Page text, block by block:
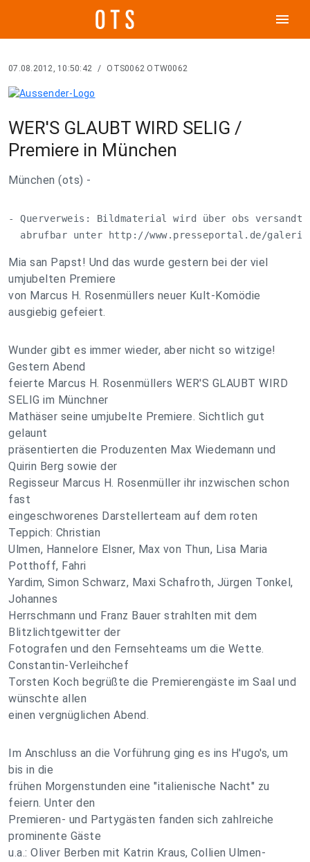
menu
07.08.2012, 10:50:42 / OTS0062 OTW0062
WER'S GLAUBT WIRD SELIG /
Premiere in München
München (ots) -
- Querverweis: Bildmaterial wird über obs versandt
abrufbar unter http://www.presseportal.de/
Mia san Papst! Und das wurde gestern bei der viel
umjubelten Premiere
von Marcus H. Rosenmüllers neuer Kult-Komödie
ausgiebig gefeiert.
Wunder gibt es immer wieder, aber nicht so witzige!
Gestern Abend
feierte Marcus H. Rosenmüllers WER'S GLAUBT WIRD
SELIG im Münchner
Mathäser seine umjubelte Premiere. Sichtlich gut
gelaunt
präsentierten die Produzenten Max Wiedemann und
Quirin Berg sowie der
Regisseur Marcus H. Rosenmüller ihr inzwischen schon
fast
eingeschworenes Darstellerteam auf dem roten
Teppich: Christian
Ulmen, Hannelore Elsner, Max von Thun, Lisa Maria
Potthoff, Fahri
Yardim, Simon Schwarz, Maxi Schafroth, Jürgen Tonkel,
Johannes
Herrschmann und Franz Bauer strahlten mit dem
Blitzlichtgewitter der
Fotografen und den Fernsehteams um die Wette.
Constantin-Verleihchef
Torsten Koch begrüßte die Premierengäste im Saal und
wünschte allen
einen vergnüglichen Abend.
Im Anschluss an die Vorführung ging es ins H'ugo's, um
bis in die
frühen Morgenstunden eine "italienische Nacht" zu
feiern. Unter den
Premieren- und Partygästen fanden sich zahlreiche
prominente Gäste
u.a.: Oliver Berben mit Katrin Kraus, Collien Ulmen-